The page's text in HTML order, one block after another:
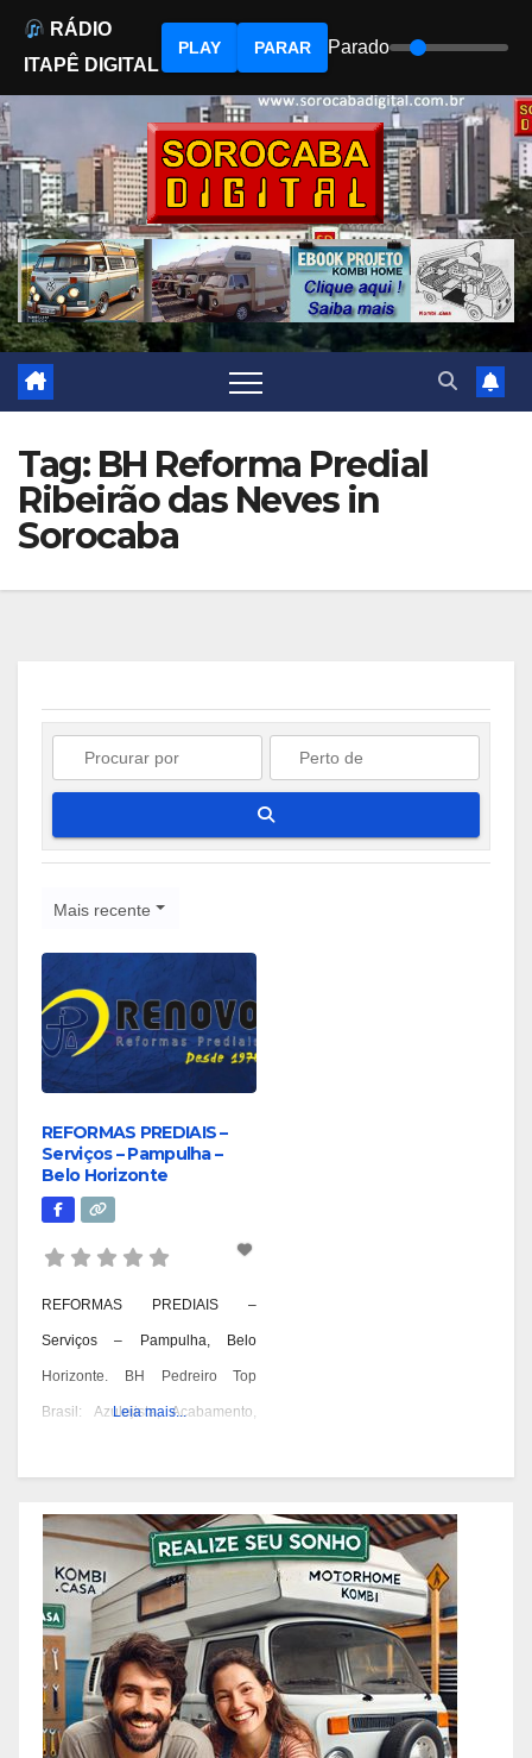
to
content
Tag: BH Reforma Predial
Ribeirão das Neves in
Sorocaba
Mais recente
REFORMAS PREDIAIS –
Serviços – Pampulha –
Belo Horizonte
REFORMAS PREDIAIS –
Serviços – Pampulha, Belo
Horizonte. BH Pedreiro Top
Brasil: Azulejista, Acabamento,
Construções e OAC. Pedreiro:
Geral, Azulejista, Acabamento,
Alvenaria, Reformas,
Construções, Manutenção e
OAC! Quando você pensa em
Pedreiro, imagina aquele
profissional que faz tudo
relacionado à construção?
Leia mais...
RÁDIO
ITAPÊ DIGITAL
PLAY PARAR Parado